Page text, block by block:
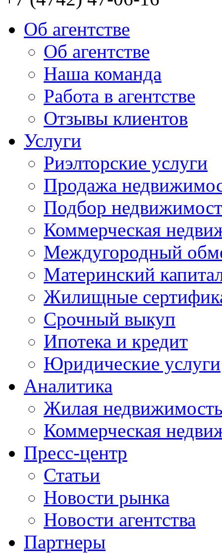
Об агентстве
Об агентстве
Наша команда
Работа в агентстве
Отзывы клиентов
Услуги
Риэлторские услуги
Продажа
Подбор
Коммерческая
Междугородный
Материнский
Жилищные
Срочный выкуп
Ипотека и кредит
Юридические услуги
Аналитика
Жилая
Коммерческая
Пресс-центр
Статьи
Новости рынка
Новости агентства
Партнеры